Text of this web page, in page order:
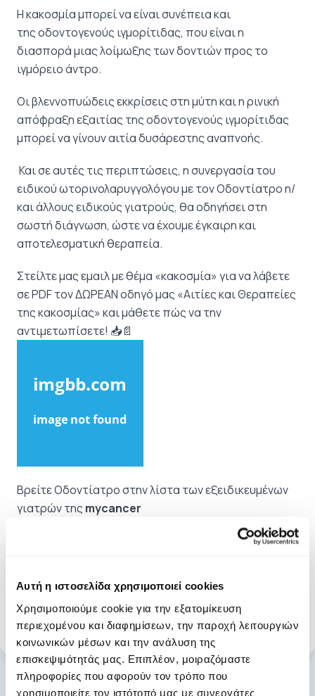
Αυτή η ιστοσελίδα χρησιμοποιεί cookies
Χρησιμοποιούμε cookie για την εξατομίκευση
περιεχομένου και διαφημίσεων, την παροχή λειτουργιών
κοινωνικών μέσων και την ανάλυση της
επισκεψιμότητάς μας. Επιπλέον, μοιραζόμαστε
πληροφορίες που αφορούν τον τρόπο που
χρησιμοποιείτε τον ιστότοπό μας με συνεργάτες
Η κακοσμία μπορεί να είναι συνέπεια και
της οδοντογενούς ιγμορίτιδας, που είναι η
διασπορά μιας λοίμωξης των δοντιών προς το
ιγμόρειο άντρο.
Οι βλεννοπυώδεις εκκρίσεις στη μύτη και η ρινική
απόφραξη εξαιτίας της οδοντογενούς ιγμορίτιδας
μπορεί να γίνουν αιτία δυσάρεστης αναπνοής.
Και σε αυτές τις περιπτώσεις, η συνεργασία του
ειδικού ωτορινολαρυγγολόγου με τον Οδοντίατρο η/
και άλλους ειδικούς γιατρούς, θα οδηγήσει στη
σωστή διάγνωση, ώστε να έχουμε έγκαιρη και
αποτελεσματική θεραπεία.
Στείλτε μας εμαιλ με θέμα «κακοσμία» για να λάβετε
σε PDF τον ΔΩΡΕΑΝ οδηγό μας «Αιτίες και Θεραπείες
της κακοσμίας» και μάθετε πώς να την
αντιμετωπίσετε! 📥📄
Βρείτε Οδοντίατρο στην λίστα των εξειδικευμένων
γιατρών της mycancer
Βρείτε ΩΡΛ στην λίστα των εξειδικευμένων γιατρών
Ετικέτες:στοματική υγιεινή